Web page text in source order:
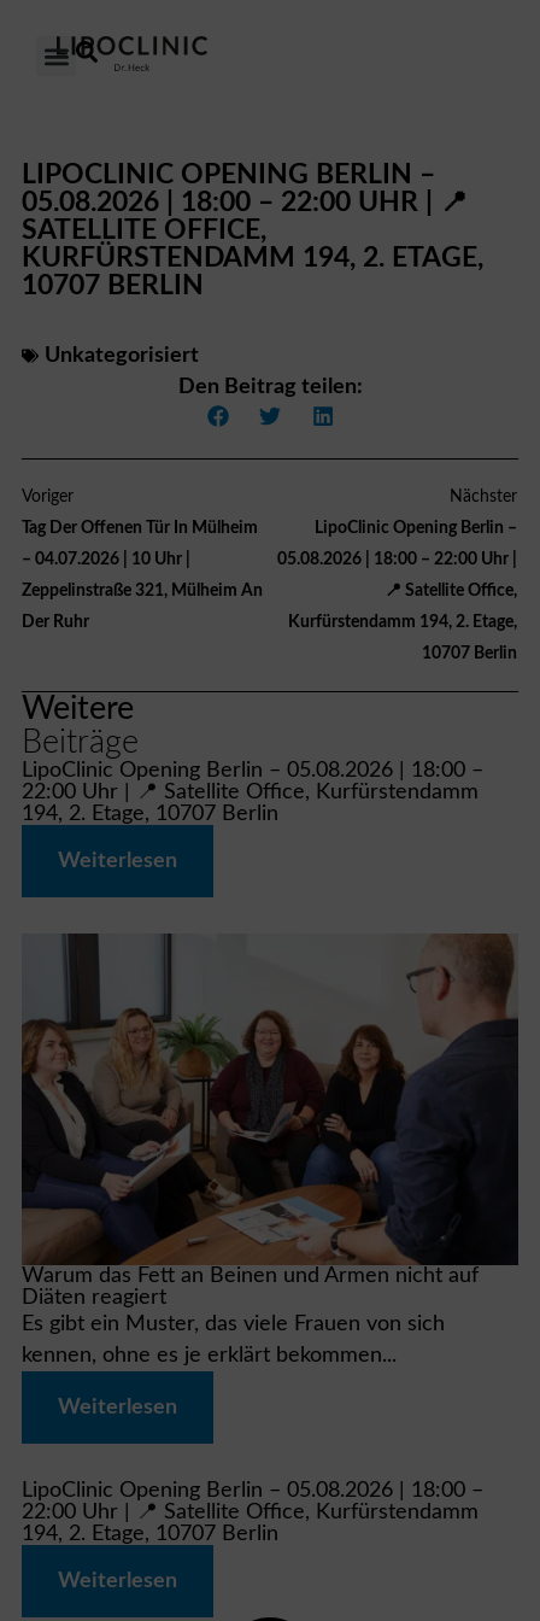
LIPOCLINIC OPENING BERLIN –
05.08.2026 | 18:00 – 22:00 UHR | 📍
SATELLITE OFFICE,
KURFÜRSTENDAMM 194, 2. ETAGE,
10707 BERLIN
Unkategorisiert
Den Beitrag teilen:
Voriger
Tag Der Offenen Tür In Mülheim
– 04.07.2026 | 10 Uhr |
Zeppelinstraße 321, Mülheim An
Der Ruhr
Nächster
LipoClinic Opening Berlin –
05.08.2026 | 18:00 – 22:00 Uhr |
📍 Satellite Office,
Kurfürstendamm 194, 2. Etage,
10707 Berlin
Weitere
Beiträge
LipoClinic Opening Berlin – 05.08.2026 | 18:00 –
22:00 Uhr | 📍 Satellite Office, Kurfürstendamm
194, 2. Etage, 10707 Berlin
Weiterlesen
Warum das Fett an Beinen und Armen nicht auf
Diäten reagiert
Es gibt ein Muster, das viele Frauen von sich
kennen, ohne es je erklärt bekommen...
Weiterlesen
LipoClinic Opening Berlin – 05.08.2026 | 18:00 –
22:00 Uhr | 📍 Satellite Office, Kurfürstendamm
194, 2. Etage, 10707 Berlin
Weiterlesen